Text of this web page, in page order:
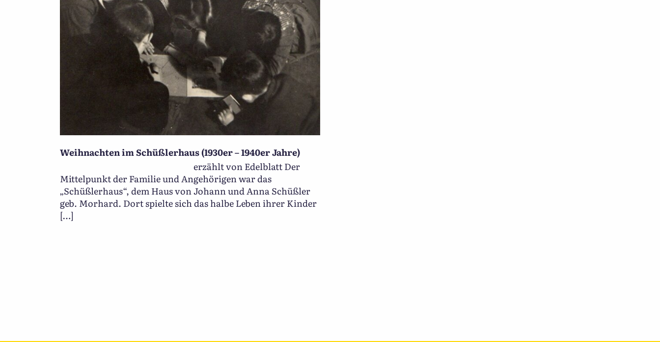
Weihnachten im Schüßlerhaus (1930er – 1940er Jahre)
erzählt von Edelblatt Der
Mittelpunkt der Familie und Angehörigen war das
„Schüßlerhaus“, dem Haus von Johann und Anna Schüßler
geb. Morhard. Dort spielte sich das halbe Leben ihrer Kinder
[…]